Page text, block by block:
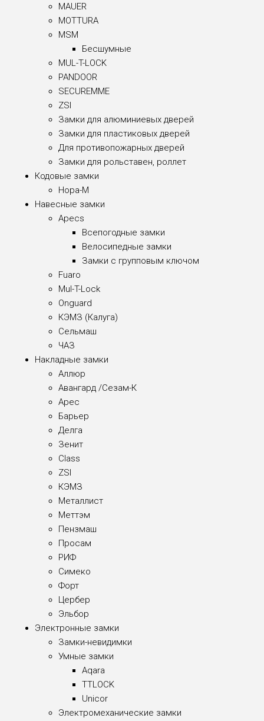
MAUER
MOTTURA
MSM
Бесшумные
MUL-T-LOCK
PANDOOR
SECUREMME
ZSI
Замки для алюминиевых дверей
Замки для пластиковых дверей
Для противопожарных дверей
Замки для рольставен, роллет
Кодовые замки
Нора-М
Навесные замки
Apecs
Всепогодные замки
Велосипедные замки
Замки с групповым ключом
Fuaro
Mul-T-Lock
Onguard
КЭМЗ (Калуга)
Сельмаш
ЧАЗ
Накладные замки
Аллюр
Авангард /Сезам-К
Арес
Барьер
Делга
Зенит
Class
ZSI
КЭМЗ
Металлист
Меттэм
Пензмаш
Просам
РИФ
Симеко
Форт
Цербер
Эльбор
Электронные замки
Замки-невидимки
Умные замки
Aqara
TTLOCK
Unicor
Электромеханические замки